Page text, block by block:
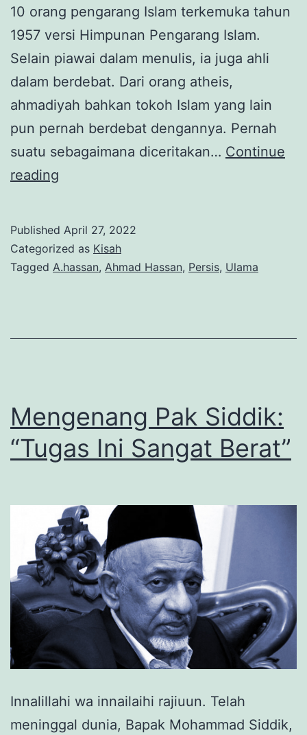
10 orang pengarang Islam terkemuka tahun
1957 versi Himpunan Pengarang Islam.
Selain piawai dalam menulis, ia juga ahli
dalam berdebat. Dari orang atheis,
ahmadiyah bahkan tokoh Islam yang lain
pun pernah berdebat dengannya. Pernah
suatu sebagaimana diceritakan… Continue
reading
Amputasi
Kaki
Published April 27, 2022
Categorized as Kisah
Tagged A.hassan, Ahmad Hassan, Persis, Ulama
Mengenang Pak Siddik:
“Tugas Ini Sangat Berat”
Innalillahi wa innailaihi rajiuun. Telah
meninggal dunia, Bapak Mohammad Siddik,